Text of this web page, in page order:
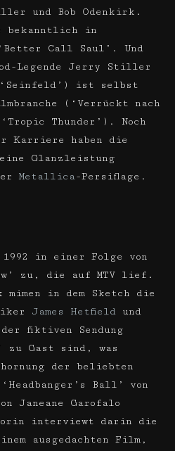
und Bob Odenkirk.
in
Call Saul’. Und
Legende Jerry Stiller
‘Seinfeld’) ist selbst
(‘Verrückt nach
Thunder’). Noch
haben die
Glanzleistung
Metallica-Persiflage.
in einer Folge von
zu, die auf MTV lief.
in dem Sketch die
James Hetfield und
fiktiven Sendung
zu Gast sind, was
der beliebten
Ball’ von
Janeane Garofalo
interviewt darin die
ausgedachten Film,